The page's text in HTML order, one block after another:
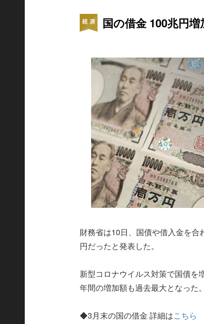
国の借金 100兆円増
財務省は10日、国債や借入金を
円だったと発表した。
新型コロナウイルス対策で国債を
年間の増加額も過去最大となった。
◆3月末の国の借金 詳細はこちら